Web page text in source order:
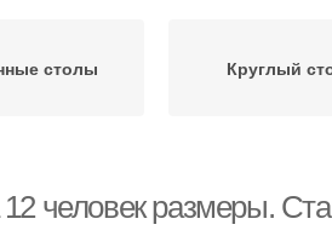
столы Круглый
человек размеры.